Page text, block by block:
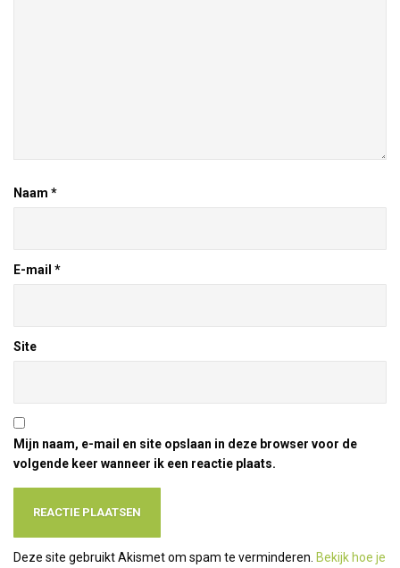
Naam *
E-mail *
Site
Mijn naam, e-mail en site opslaan in deze browser voor de
volgende keer wanneer ik een reactie plaats.
Deze site gebruikt Akismet om spam te verminderen. Bekijk hoe je